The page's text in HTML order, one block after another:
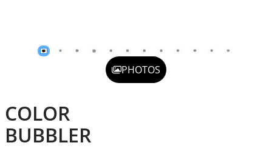
PHOTOS
COLOR
BUBBLER